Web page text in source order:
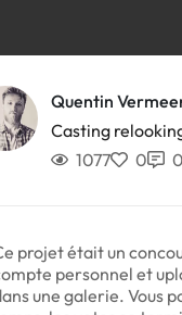
Quentin
Casting
1077 0 0
projet était un
personnel et
une galerie. Vous